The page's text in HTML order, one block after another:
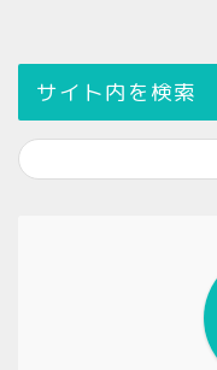
サイト内を検索